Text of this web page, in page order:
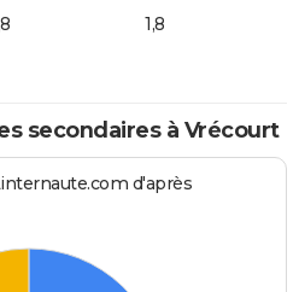
1,8
secondaires à Vrécourt
d'après